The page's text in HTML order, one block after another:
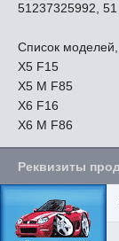
51237325992,
Список моделей,
X5 F15
X5 M F85
X6 F16
X6 M F86
Реквизиты